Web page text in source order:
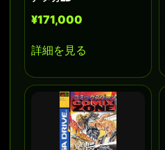
¥171,000
詳細を見る